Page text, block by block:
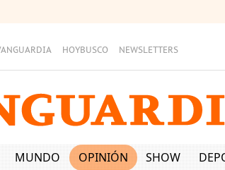
HOYBUSCO NEWSLETTERS
MUNDO OPINIÓN SHOW